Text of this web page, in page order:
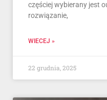
częściej wybierany jest
rozwiązanie,
WIECEJ »
22 grudnia, 2025